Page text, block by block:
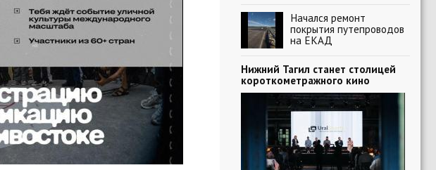
Начался ремонт
покрытия путепроводов
на ЕКАД
Нижний Тагил станет столицей
короткометражного кино